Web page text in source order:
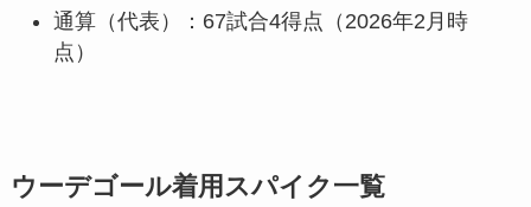
通算（代表）：67試合4得点（2026年2月時
点）
ウーデゴール着用スパイク一覧